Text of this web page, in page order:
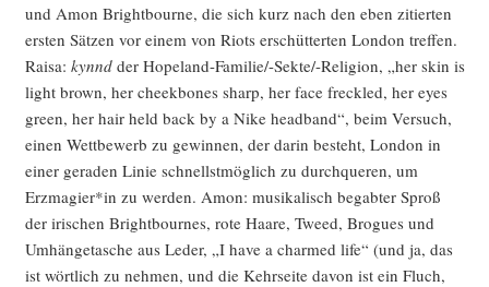
und Amon Bright­bourne, die sich kurz nach den eben zitier­ten
ers­ten Sät­zen vor einem von Riots erschüt­ter­ten Lon­don tref­fen.
Raisa: kynndder Hope­land-Fami­lie/-Sek­te/-Reli­gi­on, „her skin is
light brown, her cheek­bones sharp, her face freck­led, her eyes
green, her hair held back by a Nike head­band“, beim Ver­such,
einen Wett­be­werb zu gewin­nen, der dar­in besteht, Lon­don in
einer gera­den Linie schnellst­mög­lich zu durch­que­ren, um
Erzmagier*in zu wer­den. Amon: musi­ka­lisch begab­ter Sproß
der iri­schen Bright­bour­nes, rote Haa­re, Tweed, Bro­gues und
Umhän­ge­ta­sche aus Leder, „I have a char­med life“ (und ja, das
ist wört­lich zu neh­men, und die Kehr­sei­te davon ist ein Fluch,